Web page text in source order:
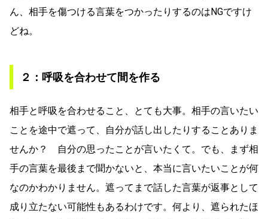
ん、相手を傷つける言葉をつかったりするのはNGですけ
どね。
２：呼吸を合わせて間を作る
相手と呼吸を合わせること、とても大事。相手の言いたい
ことを途中で遮って、自分が話し出したりすることありま
せんか？ 自分の思ったことが言いたくて。でも、まず相
手の言葉を最後まで聞かないと、本当に言いたいことが何
なのかわかりません。遮ってまで話した言葉が返事として
成り立たない可能性もあるわけです。何より、遮られたほ